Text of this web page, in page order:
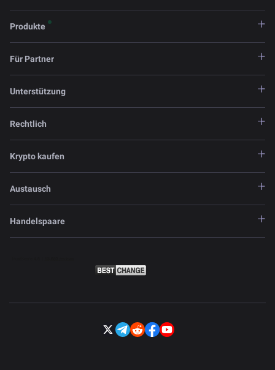
Produkte
Für Partner
Unterstützung
Rechtlich
Krypto kaufen
Austausch
Handelspaare